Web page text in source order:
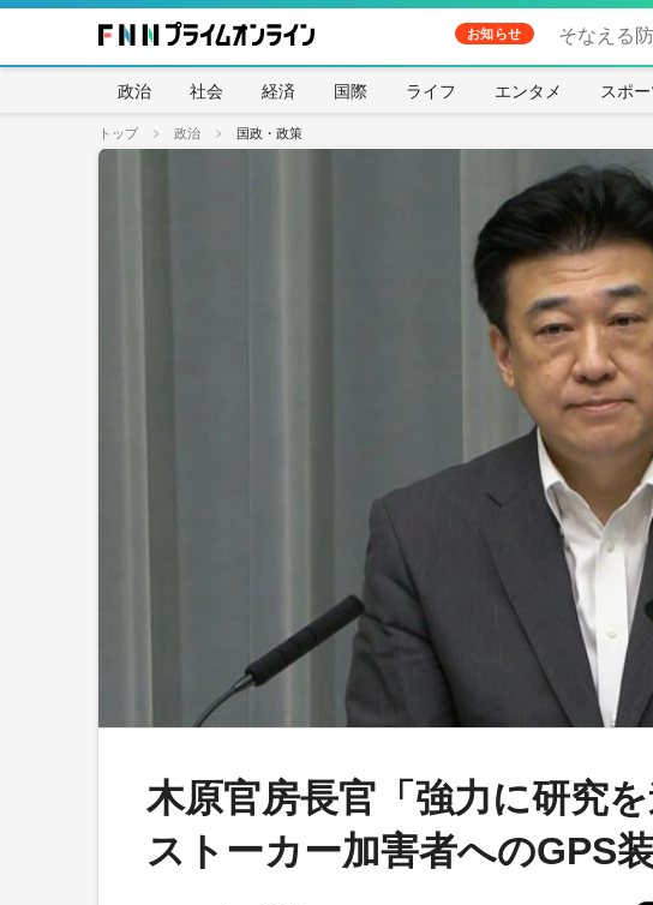
お知らせ そなえる
政治 社会 経済 国際 ライフ エンタメ スポ
トップ 政治 国政・政策
木原官房長官「強力に研究
ストーカー加害者へのGPS